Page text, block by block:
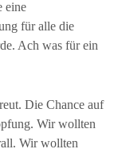
eine
für alle die
Ach was für ein
Die Chance auf
Wir wollten
Wir wollten